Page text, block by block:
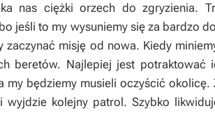
nas ciężki orzech do zgryzienia.
jeśli to my wysuniemy się za bardzo
zaczynać misję od nowa. Kiedy
beretów. Najlepiej jest
my będziemy musieli oczyścić
wyjdzie kolejny patrol. Szybko